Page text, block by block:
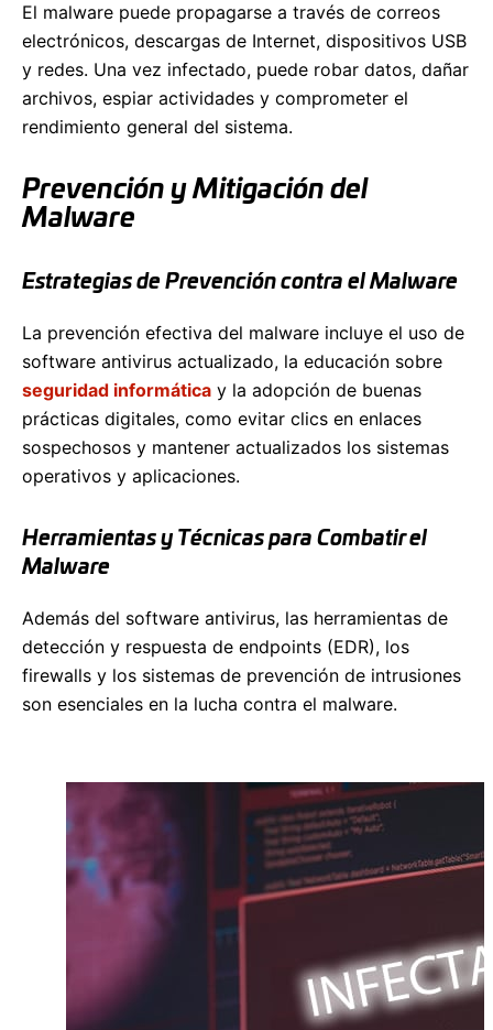
El malware puede propagarse a través de correos
electrónicos, descargas de Internet, dispositivos USB
y redes. Una vez infectado, puede robar datos, dañar
archivos, espiar actividades y comprometer el
rendimiento general del sistema.
Prevención y Mitigación del
Malware
Estrategias de Prevención contra el Malware
La prevención efectiva del malware incluye el uso de
software antivirus actualizado, la educación sobre
seguridad informática y la adopción de buenas
prácticas digitales, como evitar clics en enlaces
sospechosos y mantener actualizados los sistemas
operativos y aplicaciones.
Herramientas y Técnicas para Combatir el
Malware
Además del software antivirus, las herramientas de
detección y respuesta de endpoints (EDR), los
firewalls y los sistemas de prevención de intrusiones
son esenciales en la lucha contra el malware.